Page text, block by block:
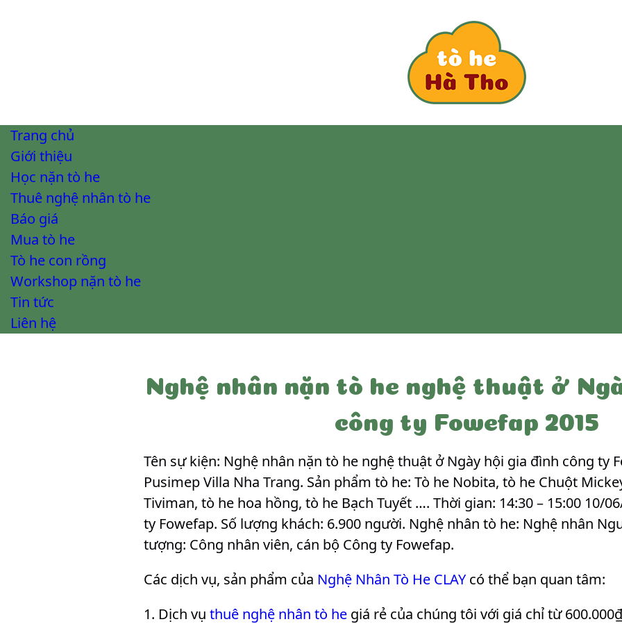
Trang chủ
Giới thiệu
Học nặn tò he
Thuê nghệ nhân tò he
Báo giá
Mua tò he
Tò he con rồng
Workshop nặn tò he
Tin tức
Liên hệ
Nghệ nhân nặn tò he nghệ thuật ở
công ty Fowefap 2015
Tên sự kiện: Nghệ nhân nặn tò he nghệ thuật ở Ngày hội gia đình công ty
Pusimep Villa Nha Trang. Sản phẩm tò he: Tò he Nobita, tò he Chuột
Tiviman, tò he hoa hồng, tò he Bạch Tuyết …. Thời gian: 14:30 – 15:00 10/
ty Fowefap. Số lượng khách: 6.900 người. Nghệ nhân tò he: Nghệ nhân
tượng: Công nhân viên, cán bộ Công ty Fowefap.
Các dịch vụ, sản phẩm của Nghệ Nhân Tò He CLAY có thể bạn quan tâm:
Dịch vụ thuê nghệ nhân tò he giá rẻ của chúng tôi với giá chỉ từ